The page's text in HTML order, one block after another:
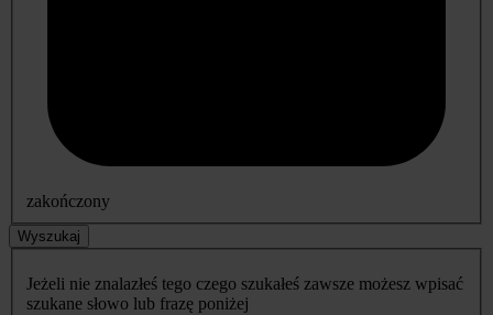
zakończony
Wyszukaj
Jeżeli nie znalazłeś tego czego szukałeś zawsze możesz wpisać
szukane słowo lub frazę poniżej